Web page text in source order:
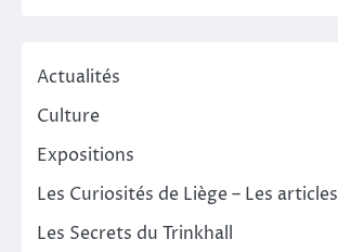
Actualités
Culture
Expositions
Les Curiosités de Liège – Les articles
Les Secrets du Trinkhall